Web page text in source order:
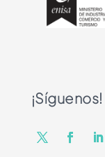
¡Síguenos!